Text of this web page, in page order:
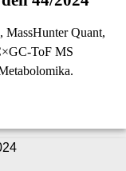
Quant,
ToF MS